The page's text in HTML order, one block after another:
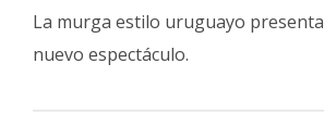
La murga estilo uruguayo presenta
nuevo espectáculo.